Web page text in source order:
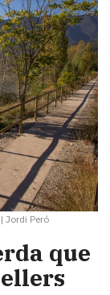
| Jordi Peró
que